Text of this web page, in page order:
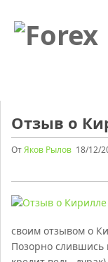
Отзыв о
ОтЯков Рылов 18/12/
своим отзывом о
Позорно слившись